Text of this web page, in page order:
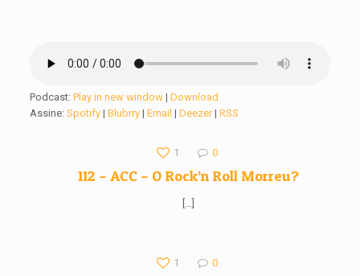
Podcast:Play in new window |Download
Assine:Spotify |Blubrry |Email |Deezer|RSS
1 0
112 – ACC – O Rock’n Roll Morreu?
[…]
1 0